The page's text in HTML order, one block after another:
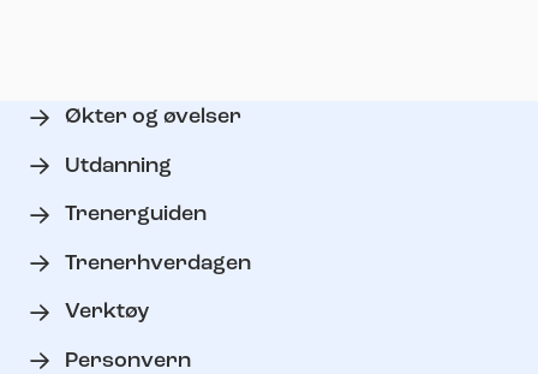
Økter og øvelser
Utdanning
Trenerguiden
Trenerhverdagen
Verktøy
Personvern